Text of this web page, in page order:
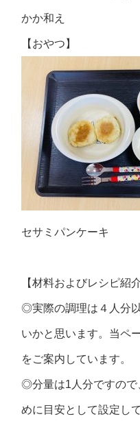
かか和え
【おやつ】
セサミパンケーキ
【材料およびレシピ紹介
◎実際の調理は４人分
いかと思います。当ペ
をご案内しています。
◎分量は1人分ですので
めに目安として設定し